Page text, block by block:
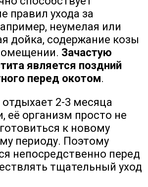
правил ухода за
неумелая или
дойка, содержание козы
Зачастую
является поздний
перед окотом.
отдыхает 2-3 месяца
её организм просто не
к новому
периоду. Поэтому
непосредственно перед
тщательный уход